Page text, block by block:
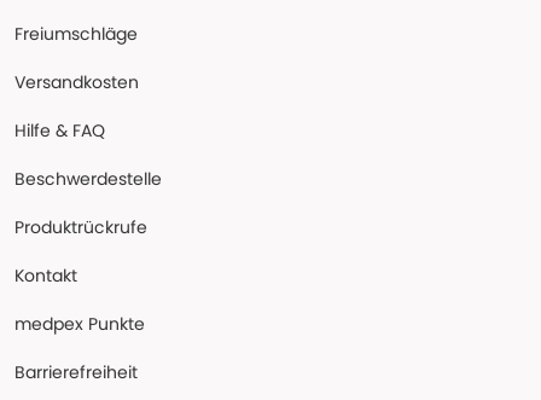
Freiumschläge
Versandkosten
Hilfe & FAQ
Beschwerdestelle
Produktrückrufe
Kontakt
medpex Punkte
Barrierefreiheit